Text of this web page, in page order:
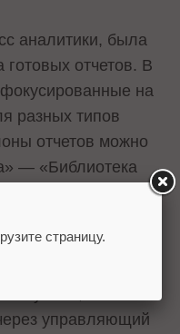
аналитики, была
отчетов. В
на
разных типов
отчетов можно
— «Библиотека
можно
нужды и сохранить
управляющий
страницу.